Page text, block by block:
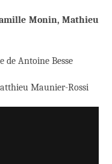
Monin, Mathieu
de Antoine Besse
Maunier-Rossi